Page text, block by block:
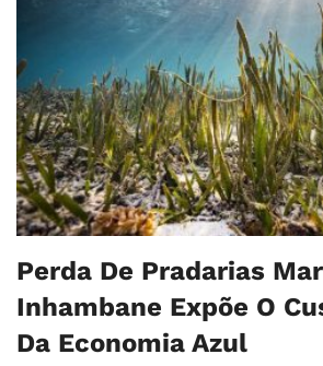
Perda De Pradarias
Inhambane Expõe O
Da Economia Azul